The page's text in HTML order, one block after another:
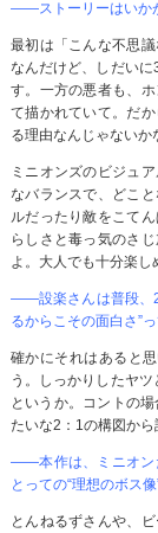
――ストーリーはいか
最初は「こんな不思
なんだけど、しだいに
す。一方の悪者も、
て描かれていて。だ
る理由なんじゃないか
ミニオンズのビジュ
なバランスで、どこ
ルだったり敵をこて
らしさと毒っ気のさ
よ。大人でも十分楽し
――設楽さんは普段、2
るからこその面白さ”
確かにそれはあると
う。しっかりしたヤ
というか。コントの
たいな2：1の構図から
――本作は、ミニオン
とっての“理想のボス
とんねるずさんや、